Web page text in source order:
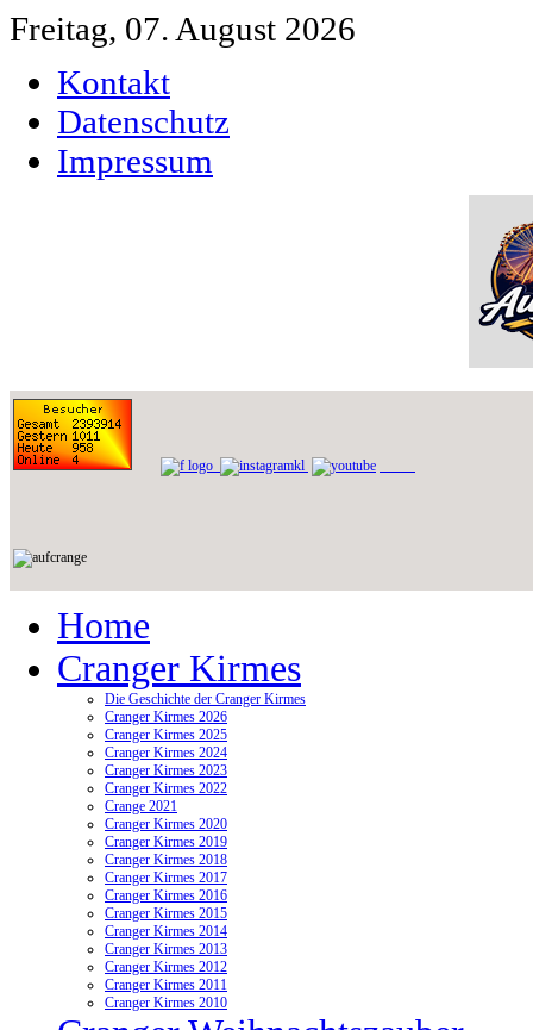
Freitag, 07. August 2026
Kontakt
Datenschutz
Impressum
Home
Cranger Kirmes
Die Geschichte der Cranger Kirmes
Cranger Kirmes 2026
Cranger Kirmes 2025
Cranger Kirmes 2024
Cranger Kirmes 2023
Cranger Kirmes 2022
Crange 2021
Cranger Kirmes 2020
Cranger Kirmes 2019
Cranger Kirmes 2018
Cranger Kirmes 2017
Cranger Kirmes 2016
Cranger Kirmes 2015
Cranger Kirmes 2014
Cranger Kirmes 2013
Cranger Kirmes 2012
Cranger Kirmes 2011
Cranger Kirmes 2010